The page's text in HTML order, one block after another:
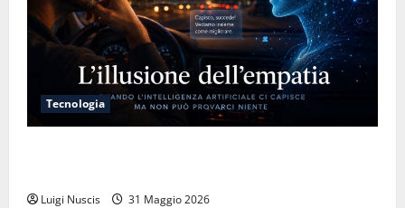
Tecnologia
Luigi Nuscis 31 Maggio 2026